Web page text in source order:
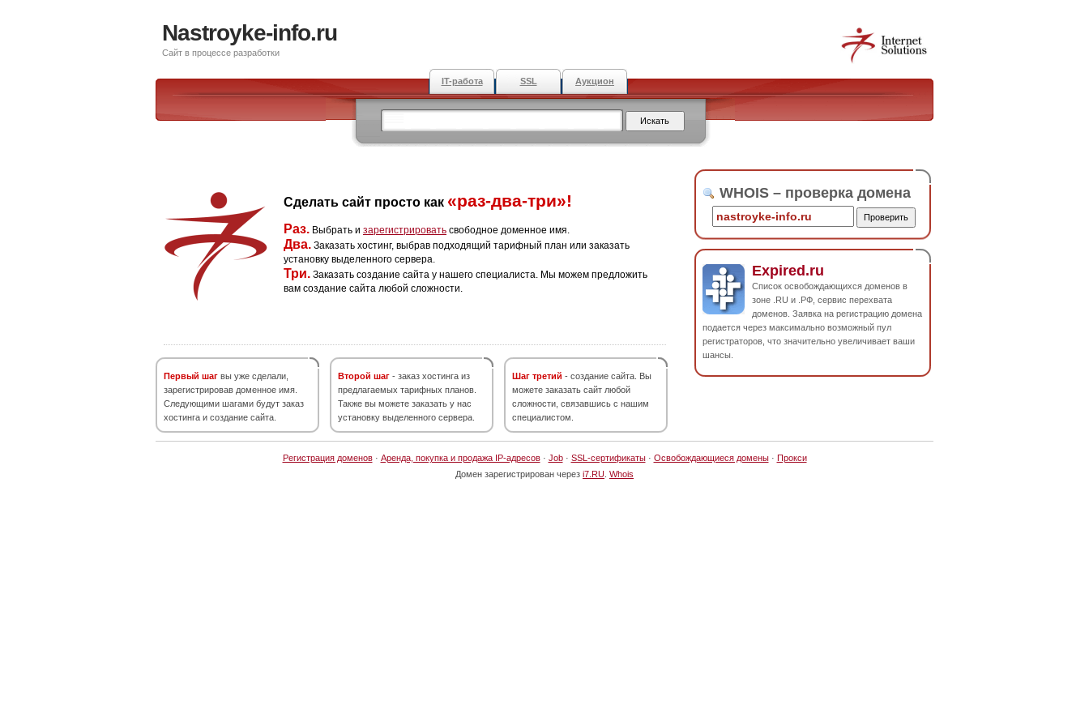
Nastroyke-info.ru
Сайт в процессе разработки
IT-работа SSL Аукцион
Сделать сайт просто как «раз-два-три»!
Раз. Выбрать и зарегистрировать свободное доменное имя.
Два. Заказать хостинг, выбрав подходящий тарифный план или заказать
установку выделенного сервера.
Три. Заказать создание сайта у нашего специалиста. Мы можем предложить
вам создание сайта любой сложности.
Первый шаг вы уже сделали,
зарегистрировав доменное имя.
Следующими шагами будут заказ
хостинга и создание сайта.
Второй шаг - заказ хостинга из
предлагаемых тарифных планов.
Также вы можете заказать у нас
установку выделенного сервера.
Шаг третий - создание сайта. Вы
можете заказать сайт любой
сложности, связавшись с нашим
специалистом.
WHOIS – проверка домена
Expired.ru
Список освобождающихся доменов в
зоне .RU и .РФ, сервис перехвата
доменов. Заявка на регистрацию домена
подается через максимально возможный пул
регистраторов, что значительно увеличивает ваши
шансы.
Регистрация доменов· Аренда, покупка и продажа IP-адресов· Job· SSL-сертификаты· Освобождающиеся домены· Прокси
Домен зарегистрирован через i7.RU Whois